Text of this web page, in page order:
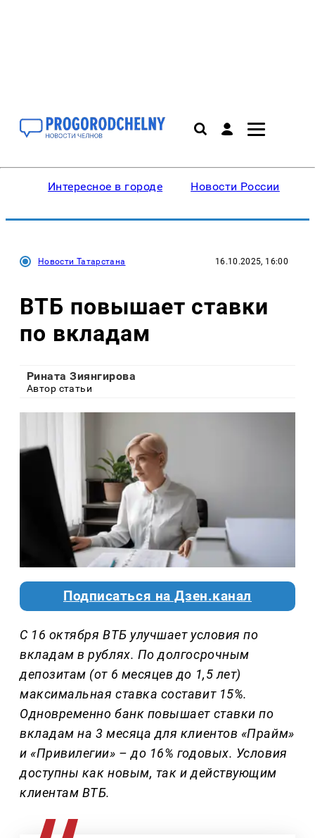
Интересное в городе Новости России
Новости Татарстана 16.10.2025, 16:00
ВТБ повышает ставки
по вкладам
Рината Зиянгирова
Автор статьи
Подписаться на Дзен.канал
С 16 октября ВТБ улучшает условия по
вкладам в рублях. По долгосрочным
депозитам (от 6 месяцев до 1,5 лет)
максимальная ставка составит 15%.
Одновременно банк повышает ставки по
вкладам на 3 месяца для клиентов «Прайм»
и «Привилегии» – до 16% годовых. Условия
доступны как новым, так и действующим
клиентам ВТБ.